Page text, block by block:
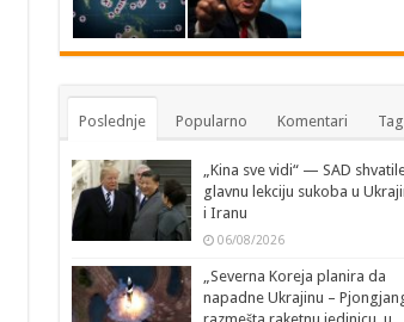
Poslednje Popularno Komentari Tag
„Kina sve vidi“ — SAD
glavnu lekciju sukoba u
i Iranu
06/08/2026
„Severna Koreja planira da
napadne Ukrajinu –